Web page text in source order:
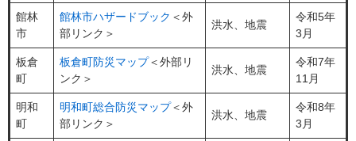
館林
市
館林市ハザードブック ＜外
部リンク＞
洪水、地震
令和5年
3月
板倉
町
板倉町防災マップ＜外部リ
ンク＞
洪水、地震
令和7年
11月
明和
町
明和町総合防災マップ＜外
部リンク＞
洪水、地震
令和8年
3月